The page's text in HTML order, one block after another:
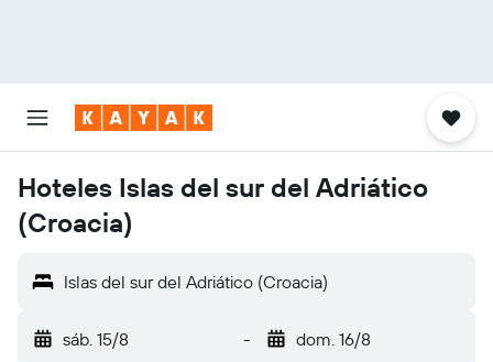
Hoteles Islas del sur del Adriático
(Croacia)
Islas del sur del Adriático (Croacia)
sáb. 15/8 - dom. 16/8